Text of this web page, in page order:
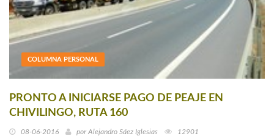
COLUMNA PERSONAL
PRONTO A INICIARSE PAGO DE PEAJE EN
CHIVILINGO, RUTA 160
08-06-2016 por Alejandro Sáez Iglesias 12901